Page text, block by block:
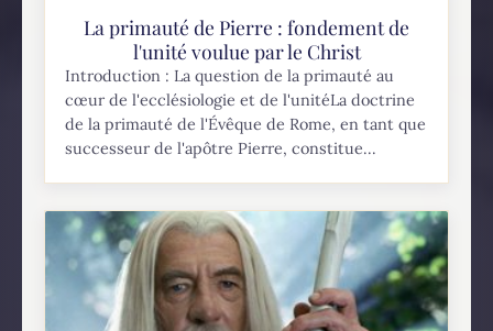
La primauté de Pierre : fondement de
l'unité voulue par le Christ
Introduction : La question de la primauté au
cœur de l'ecclésiologie et de l'unitéLa doctrine
de la primauté de l'Évêque de Rome, en tant que
successeur de l'apôtre Pierre, constitue...